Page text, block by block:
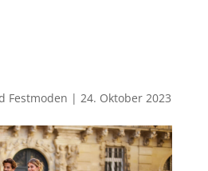
Festmoden | 24. Oktober 2023